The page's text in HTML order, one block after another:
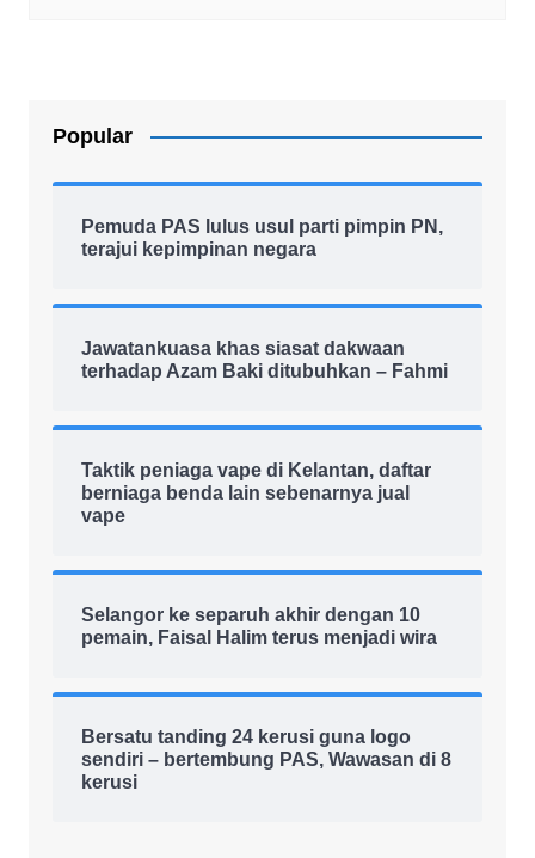
Popular
Pemuda PAS lulus usul parti pimpin PN,
terajui kepimpinan negara
Jawatankuasa khas siasat dakwaan
terhadap Azam Baki ditubuhkan – Fahmi
Taktik peniaga vape di Kelantan, daftar
berniaga benda lain sebenarnya jual
vape
Selangor ke separuh akhir dengan 10
pemain, Faisal Halim terus menjadi wira
Bersatu tanding 24 kerusi guna logo
sendiri – bertembung PAS, Wawasan di 8
kerusi